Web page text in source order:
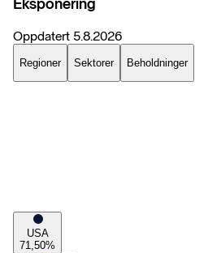
Oppdatert 5.8.2026
Regioner Sektorer Beholdninger
USA
71,50%